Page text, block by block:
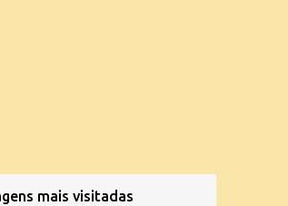
mais visitadas